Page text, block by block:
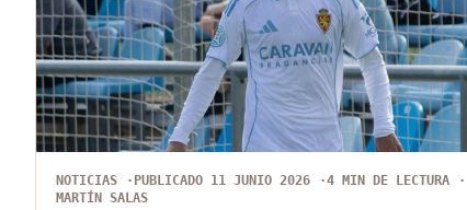
NOTICIAS PUBLICADO 11 JUNIO 2026
4 MIN DE LECTURA
MARTÍN SALAS